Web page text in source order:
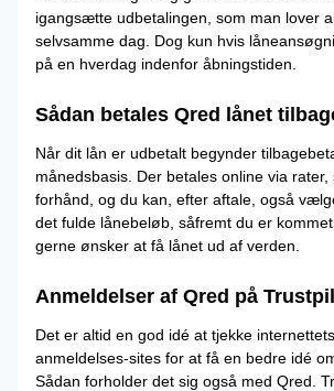
igangsætte udbetalingen, som man lover
selvsamme dag. Dog kun hvis
på en hverdag indenfor åbningstiden.
Sådan betales Qred lånet
Når dit lån er udbetalt begynder
månedsbasis. Der betales online via rater,
forhånd, og du kan, efter aftale, også
det fulde lånebeløb, såfremt du er
gerne ønsker at få lånet ud af verden.
Anmeldelser af Qred på
Det er altid en god idé at tjekke
anmeldelses-sites for at få en bedre idé
Sådan forholder det sig også med Qred.